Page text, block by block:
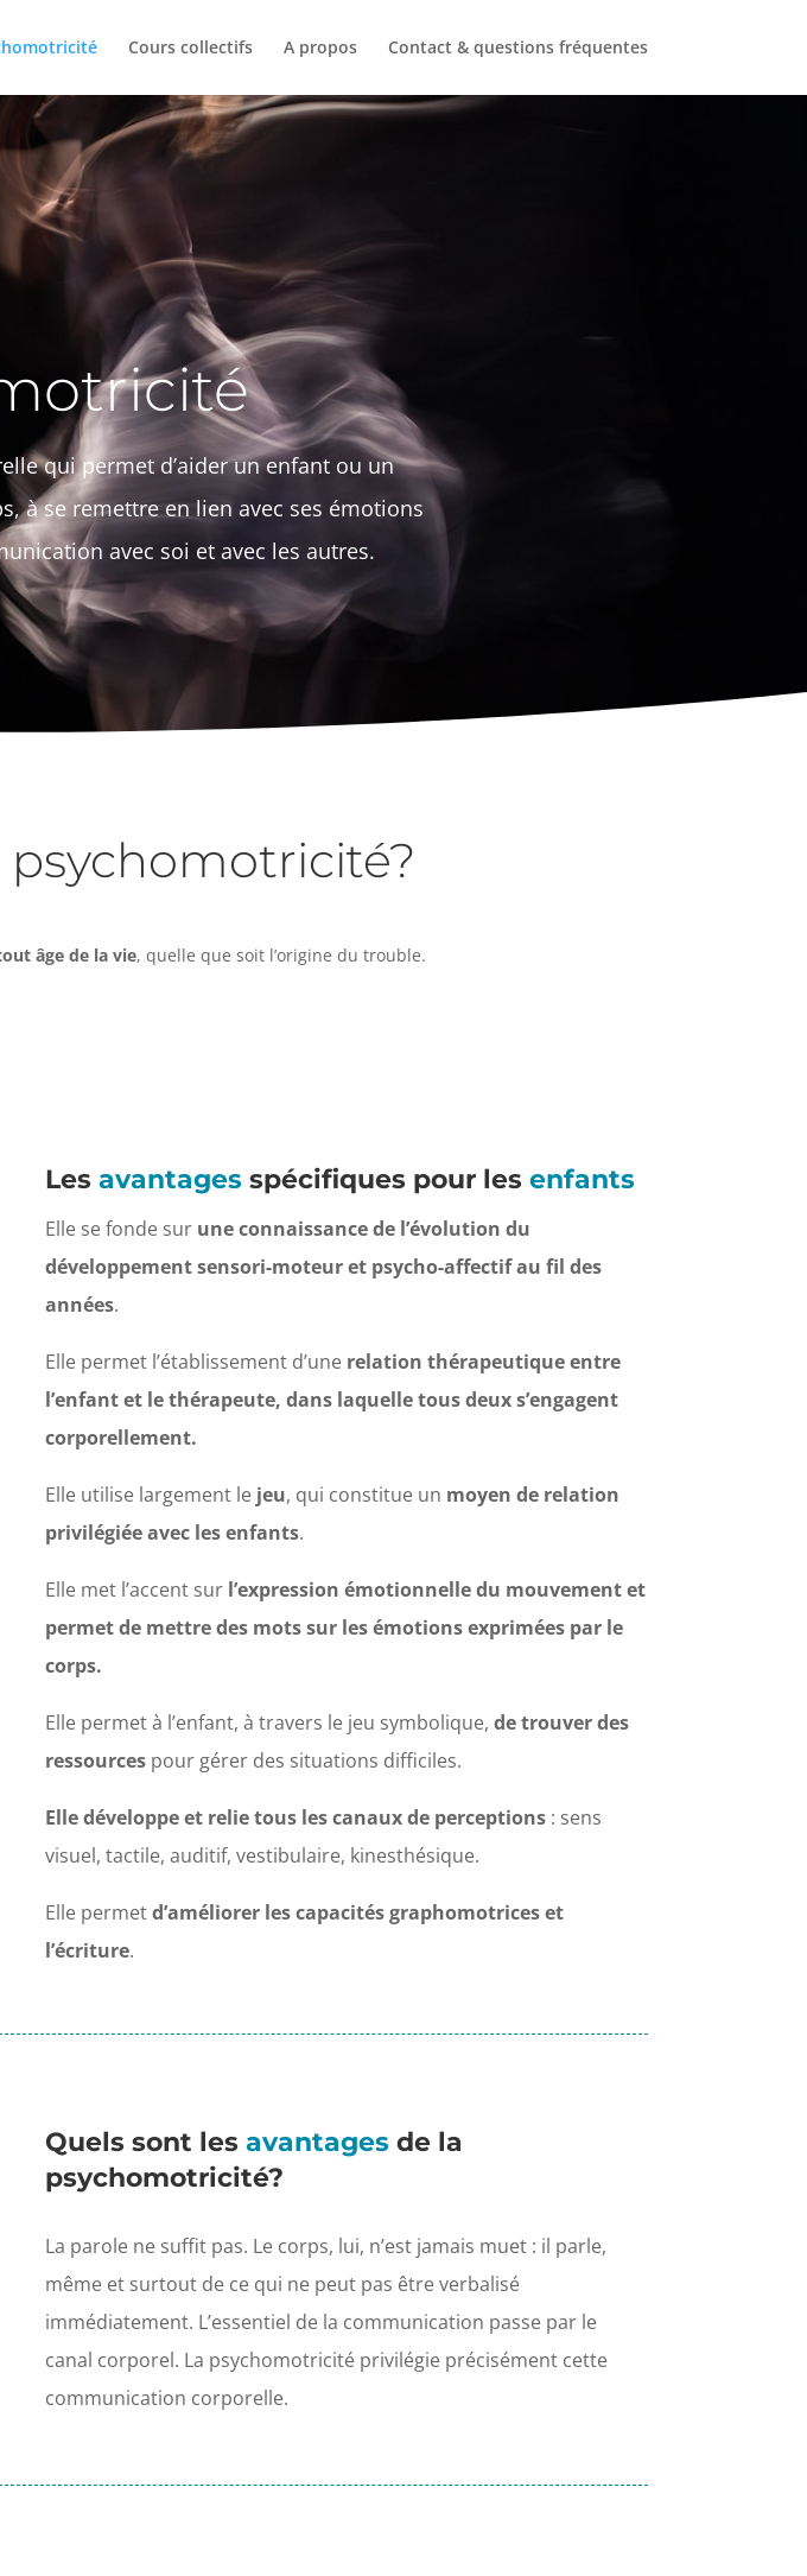
Cours collectifs A propos Contact & questions fréquentes
qui permet d’aider un enfant ou un
à se remettre en lien avec ses émotions
avec soi et avec les autres.
psychomotricité?
âge de la vie, quelle que soit l’origine du trouble.
Les avantagesspécifiques pour les enfants
Elle se fonde sur une connaissance de l’évolution du
développement sensori-moteur et psycho-affectif au fil des
années.
Elle permet l’établissement d’une relation thérapeutique entre
l’enfant et le thérapeute, dans laquelle tous deux s’engagent
corporellement.
Elle utilise largement le jeu, qui constitue un moyen de relation
privilégiée avec les enfants.
Elle met l’accent sur l’expression émotionnelle du mouvement et
permet de mettre des mots sur les émotions exprimées par le
corps.
Elle permet à l’enfant, à travers le jeu symbolique, de trouver des
ressourcespour gérer des situations difficiles.
Elle développe et relie tous les canaux de perceptions: sens
visuel, tactile, auditif, vestibulaire, kinesthésique.
Elle permetd’améliorer les capacités graphomotrices et
l’écriture.
Quels sont les avantagesde la
psychomotricité?
La parole ne suffit pas. Le corps, lui, n’est jamais muet : il parle,
même et surtout de ce qui ne peut pas être verbalisé
immédiatement. L’essentiel de la communication passe par le
canal corporel. La psychomotricité privilégie précisément cette
communication corporelle.